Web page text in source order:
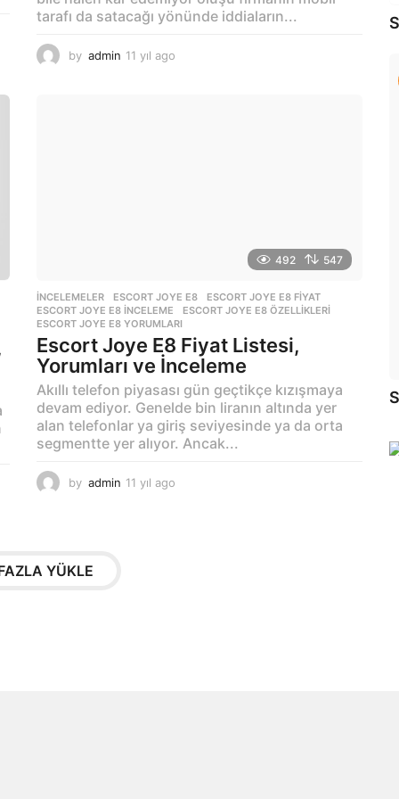
tarafı da satacağı yönünde iddiaların...
by admin 11 yıl ago
492 547
İNCELEMELER ESCORT JOYE E8 ,ESCORT JOYE E8 FIYAT
ESCORT JOYE E8 INCELEME
,ESCORT JOYE E8 ÖZELLIKLERI
ESCORT JOYE E8 YORUMLARI
Escort Joye E8 Fiyat Listesi,
Yorumları ve İnceleme
Akıllı telefon piyasası gün geçtikçe kızışmaya
devam ediyor. Genelde bin liranın altında yer
alan telefonlar ya giriş seviyesinde ya da orta
segmentte yer alıyor. Ancak...
by admin 11 yıl ago
YÜKLE